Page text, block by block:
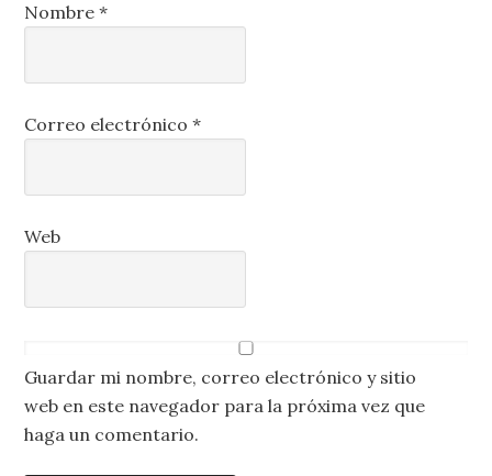
Nombre*
Correo electrónico*
Web
Guardar mi nombre, correo electrónico y sitio
web en este navegador para la próxima vez que
haga un comentario.